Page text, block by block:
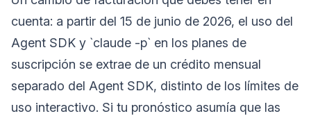
cuenta: a partir del 15 de junio de 2026, el uso del
Agent SDK y `claude -p` en los planes de
suscripción se extrae de un crédito mensual
separado del Agent SDK, distinto de los límites de
uso interactivo. Si tu pronóstico asumía que las